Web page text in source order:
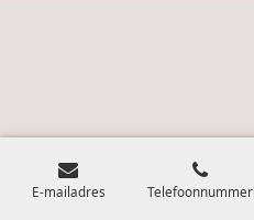
E-mailadres Telefoonnummer